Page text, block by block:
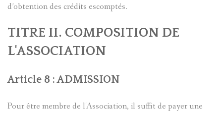
MAURICE
d’obtention des crédits escomptés.
TITRE II. COMPOSITION DE
L'ASSOCIATION
Article 8 : ADMISSION
Pour être membre de l'Association, il suffit de payer une